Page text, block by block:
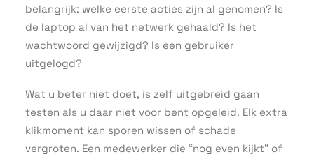
belangrijk: welke eerste acties zijn al genomen? Is
de laptop al van het netwerk gehaald? Is het
wachtwoord gewijzigd? Is een gebruiker
uitgelogd?
Wat u beter niet doet, is zelf uitgebreid gaan
testen als u daar niet voor bent opgeleid. Elk extra
klikmoment kan sporen wissen of schade
vergroten. Een medewerker die “nog even kijkt” of